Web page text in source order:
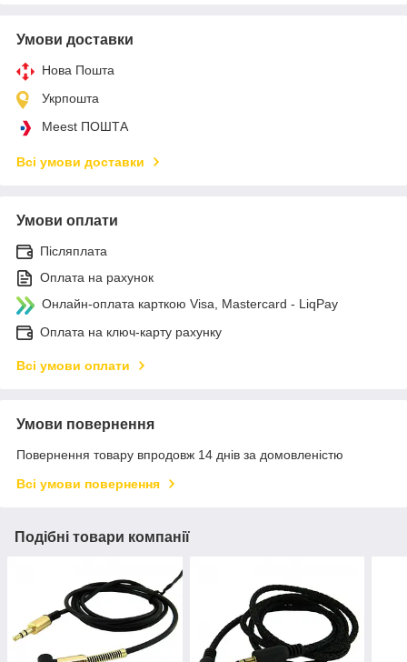
Умови доставки
Нова Пошта
Укрпошта
Meest ПОШТА
Всі умови доставки
Умови оплати
Післяплата
Оплата на рахунок
Онлайн-оплата карткою Visa, Mastercard - LiqPay
Оплата на ключ-карту рахунку
Всі умови оплати
Умови повернення
Повернення товару впродовж 14 днів за домовленістю
Всі умови повернення
Подібні товари компанії